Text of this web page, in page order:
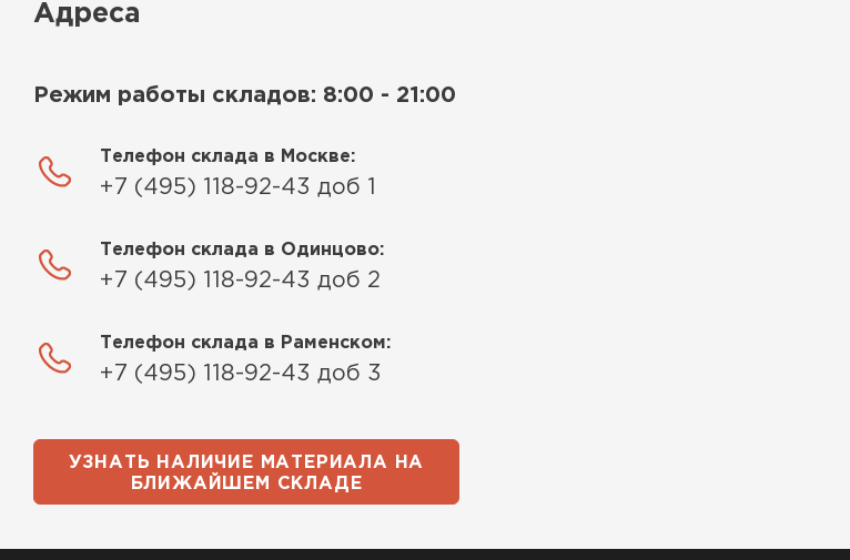
Адреса
Режим работы складов: 8:00 - 21:00
Телефон склада в Москве:
+7 (495) 118-92-43 доб 1
Телефон склада в Одинцово:
+7 (495) 118-92-43 доб 2
Телефон склада в Раменском:
+7 (495) 118-92-43 доб 3
УЗНАТЬ НАЛИЧИЕ МАТЕРИАЛА НА
БЛИЖАЙШЕМ СКЛАДЕ